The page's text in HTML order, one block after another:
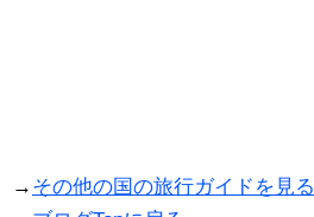
→ その他の国の旅行ガイドを見る